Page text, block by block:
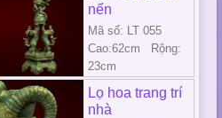
nến
Mã số: LT 055
Cao:62cm Rộng:
23cm
Lọ hoa trang trí
nhà